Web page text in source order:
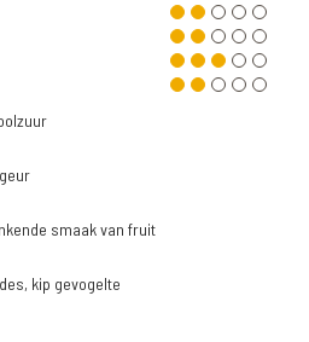
smaak van fruit
kip gevogelte